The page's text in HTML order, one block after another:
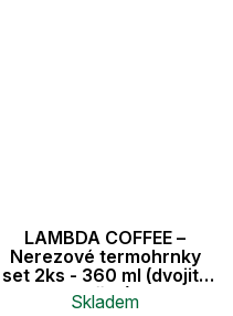
LAMBDA COFFEE –
Nerezové termohrnky
set 2ks - 360 ml (dvojitá
stěna)
Skladem